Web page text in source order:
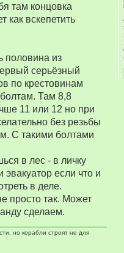
там концовка
как вскепетить
половина из
серьёзный
по крестовинам
Там 8,8
11 или 12 но при
без резьбы
С такими болтами
в лес - в личку
эвакуатор если что и
в деле.
просто так. Может
сделаем.
но корабли строят не для